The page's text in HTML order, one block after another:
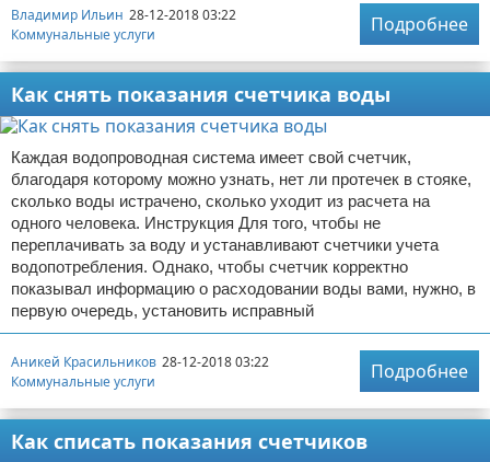
Владимир Ильин 28-12-2018 03:22
Коммунальные услуги
Подробнее
Как снять показания счетчика воды
Каждая водопроводная система имеет свой счетчик,
благодаря которому можно узнать, нет ли протечек в стояке,
сколько воды истрачено, сколько уходит из расчета на
одного человека. Инструкция Для того, чтобы не
переплачивать за воду и устанавливают счетчики учета
водопотребления. Однако, чтобы счетчик корректно
показывал информацию о расходовании воды вами, нужно, в
первую очередь, установить исправный
Аникей Красильников 28-12-2018 03:22
Коммунальные услуги
Подробнее
Как списать показания счетчиков